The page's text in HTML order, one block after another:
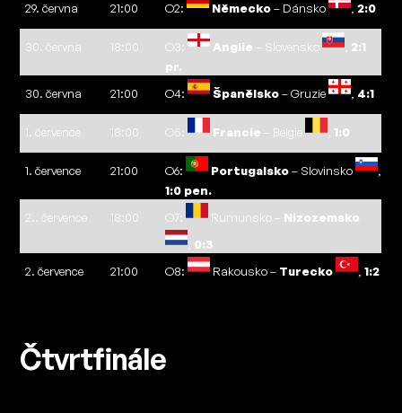
29. června 21:00 O2: Německo– Dánsko ,2:0
30. června 18:00 O3: Anglie – Slovensko
2:1
pr.
30. června
21:00 O4: Španělsko– Gruzie 4:1
1. července 18:00 O5: Francie – Belgie 1:0
1. července 21:00 O6: Portugalsko– Slovinsko
1:0 pen.
2.. července
18:00 O7: Rumunsko – Nizozemsko
0:3
2. července
21:00 O8: Rakousko – Turecko ,1:2
Čtvrtfinále